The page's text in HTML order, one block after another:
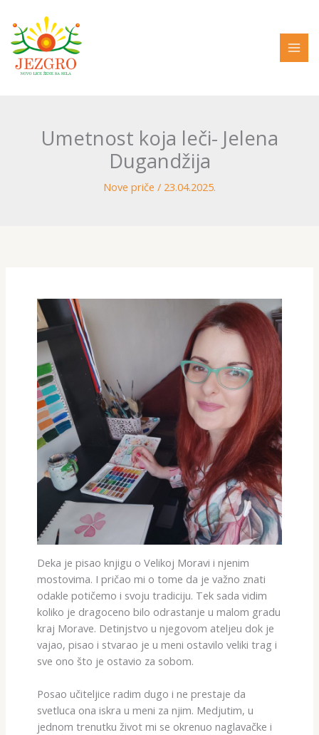
sadržaj
Umetnost koja leči- Jelena
Dugandžija
Nove priče / 23.04.2025.
Deka je pisao knjigu o Velikoj Moravi i njenim
mostovima. I pričao mi o tome da je važno znati
odakle potičemo i svoju tradiciju. Tek sada vidim
koliko je dragoceno bilo odrastanje u malom gradu
kraj Morave. Detinjstvo u njegovom ateljeu dok je
vajao, pisao i stvarao je u meni ostavilo veliki trag i
sve ono što je ostavio za sobom.
Posao učiteljice radim dugo i ne prestaje da
svetluca ona iskra u meni za njim. Medjutim, u
jednom trenutku život mi se okrenuo naglavačke i